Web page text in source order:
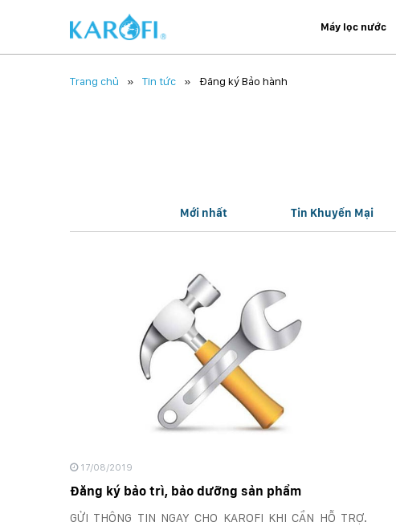
Máy lọc nước
Trang chủ Tin tức Đăng ký Bảo hành
Mới nhất Tin Khuyến Mại
17/08/2019
Đăng ký bảo trì, bảo dưỡng sản phẩm
GỬI THÔNG TIN NGAY CHO KAROFI KHI CẦN HỖ TRỢ.